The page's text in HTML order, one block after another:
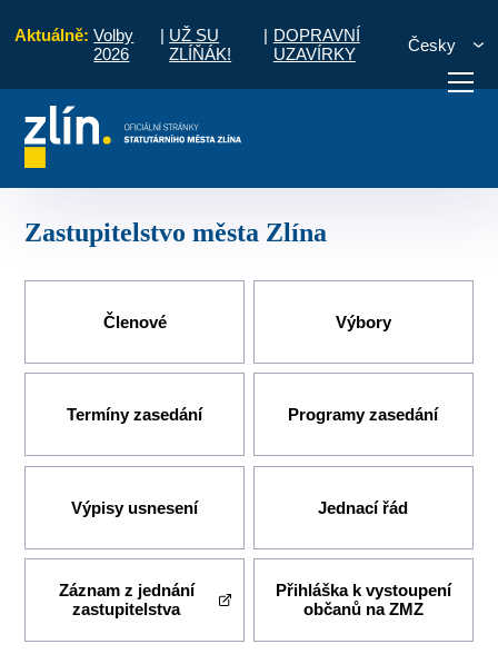
Aktuálně: Volby
2026
| UŽ SU
ZLÍŇÁK!
| DOPRAVNÍ
UZAVÍRKY
Česky
vyřídit Potřebuji zaplatit
Zastupitelstvo města Zlína
Členové Výbory
Termíny zasedání Programy zasedání
Výpisy usnesení Jednací řád
Záznam z jednání
zastupitelstva
Přihláška k vystoupení
občanů na ZMZ